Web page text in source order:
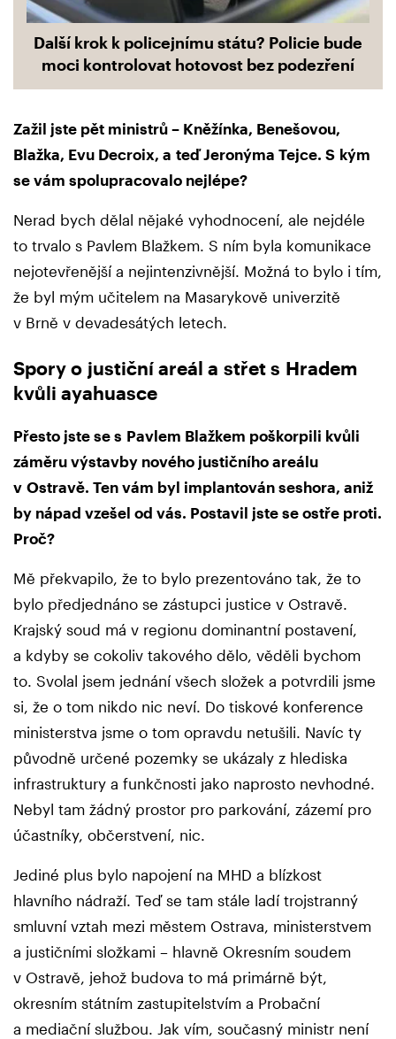
Další krok k policejnímu státu? Policie bude
moci kontrolovat hotovost bez podezření
Zažil jste pět ministrů – Kněžínka, Benešovou,
Blažka, Evu Decroix, a teď Jeronýma Tejce. S kým
se vám spolupracovalo nejlépe?
Nerad bych dělal nějaké vyhodnocení, ale nejdéle
to trvalo s Pavlem Blažkem. S ním byla komunikace
nejotevřenější a nejintenzivnější. Možná to bylo i tím,
že byl mým učitelem na Masarykově univerzitě
v Brně v devadesátých letech.
Spory o justiční areál a střet s Hradem
kvůli ayahuasce
Přesto jste se s Pavlem Blažkem poškorpili kvůli
záměru výstavby nového justičního areálu
v Ostravě. Ten vám byl implantován seshora, aniž
by nápad vzešel od vás. Postavil jste se ostře proti.
Proč?
Mě překvapilo, že to bylo prezentováno tak, že to
bylo předjednáno se zástupci justice v Ostravě.
Krajský soud má v regionu dominantní postavení,
a kdyby se cokoliv takového dělo, věděli bychom
to. Svolal jsem jednání všech složek a potvrdili jsme
si, že o tom nikdo nic neví. Do tiskové konference
ministerstva jsme o tom opravdu netušili. Navíc ty
původně určené pozemky se ukázaly z hlediska
infrastruktury a funkčnosti jako naprosto nevhodné.
Nebyl tam žádný prostor pro parkování, zázemí pro
účastníky, občerstvení, nic.
Jediné plus bylo napojení na MHD a blízkost
hlavního nádraží. Teď se tam stále ladí trojstranný
smluvní vztah mezi městem Ostrava, ministerstvem
a justičními složkami – hlavně Okresním soudem
v Ostravě, jehož budova to má primárně být,
okresním státním zastupitelstvím a Probační
a mediační službou. Jak vím, současný ministr není